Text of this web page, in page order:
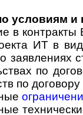
условиям и
в
ИТ в
заявлениях
по
по договору